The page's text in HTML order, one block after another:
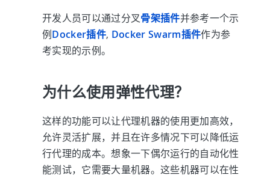
开发人员可以通过分叉骨架插件并参考一个示
例Docker插件, Docker Swarm插件作为参
考实现的示例。
为什么使用弹性代理？
这样的功能可以让代理机器的使用更加高效，
允许灵活扩展，并且在许多情况下可以降低运
行代理的成本。想象一下偶尔运行的自动化性
能测试，它需要大量机器。这些机器可以在性